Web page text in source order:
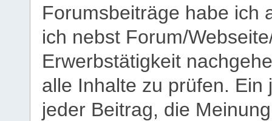
Forumsbeiträge habe ich
ich nebst Forum/
Erwerbstätigkeit
alle Inhalte zu prüfen.
jeder Beitrag, die